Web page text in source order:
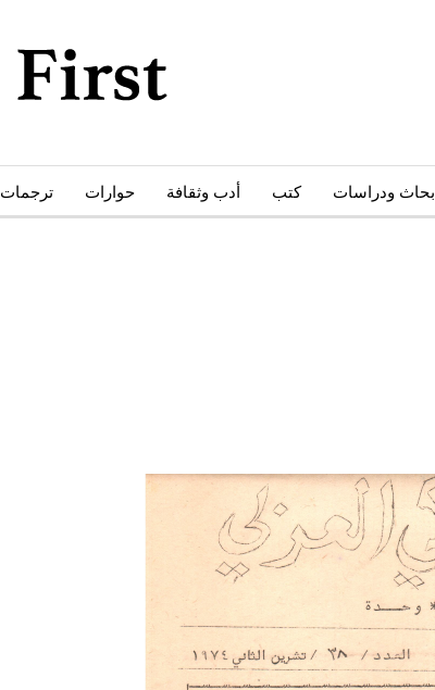
أبحاث ودراسات كتب أدب وثقافة حوارات ترجمات
نحو استراتيجيّة للمعارضة السوريّة بشأن التحديات الصّهيونيّة
نوفمبر 27, 2024